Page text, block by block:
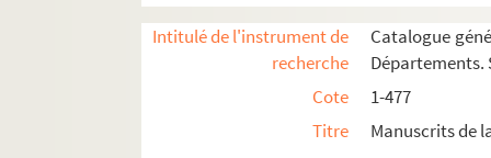
Intitulé de l'instrument de
recherche
Catalogue
Départements.
Cote
1-477
Titre
Manuscrits de
452. Ciceronis de Officiis
453. Ciceronis Rhetorica ad Herennium